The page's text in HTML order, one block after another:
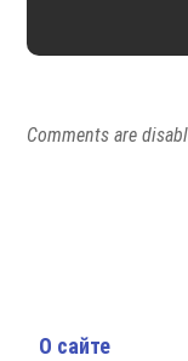
Comments are
О сайте